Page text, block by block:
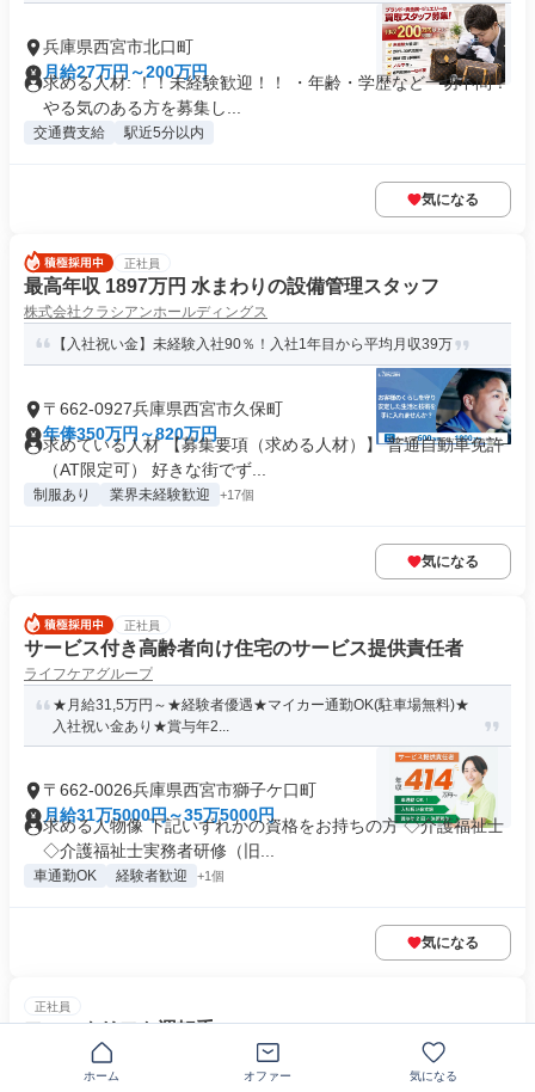
兵庫県西宮市北口町
月給27万円～200万円
求める人材: ！！未経験歓迎！！ ・年齢・学歴など一切不問！
やる気のある方を募集し...
交通費支給 駅近5分以内
気になる
正社員
最高年収 1897万円 水まわりの設備管理スタッフ
株式会社クラシアンホールディングス
【入社祝い金】未経験入社90％！入社1年目から平均月収39万
〒662-0927兵庫県西宮市久保町
年俸350万円～820万円
求めている人材 【募集要項（求める人材）】 普通自動車免許
（AT限定可） 好きな街でず...
制服あり 業界未経験歓迎 +17個
気になる
正社員
サービス付き高齢者向け住宅のサービス提供責任者
ライフケアグループ
★月給31,5万円～★経験者優遇★マイカー通勤OK(駐車場無料)★
入社祝い金あり★賞与年2...
〒662-0026兵庫県西宮市獅子ケ口町
月給31万5000円～35万5000円
求める人物像 下記いずれかの資格をお持ちの方 ◇介護福祉士
◇介護福祉士実務者研修（旧...
車通勤OK 経験者歓迎 +1個
気になる
正社員
フォークリフト運転手
有限会社ウイン
【フォークリフト運転手／正社員】未経験歓迎！年齢不問！日勤の
ホーム オファー 気になる